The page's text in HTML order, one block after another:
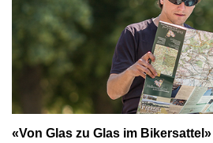
«Von Glas zu Glas im Bikersattel»